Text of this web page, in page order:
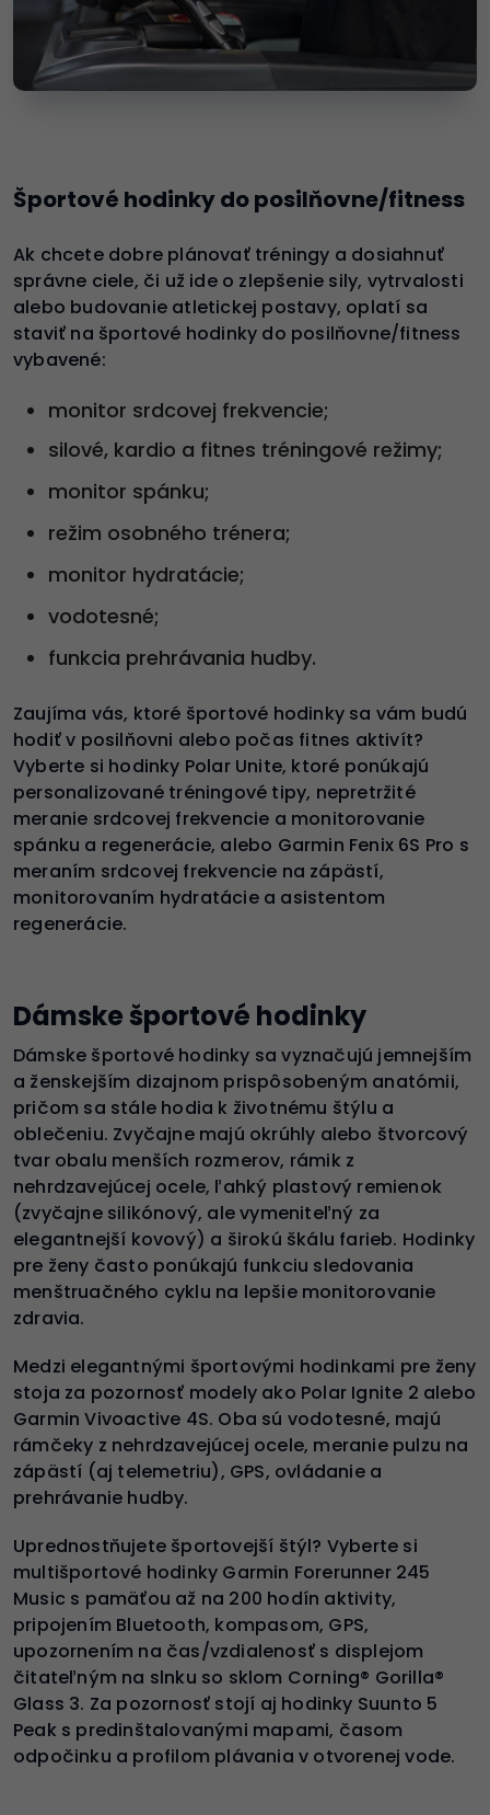
Športové hodinky do posilňovne/fitness
Ak chcete dobre plánovať tréningy a dosiahnuť
správne ciele, či už ide o zlepšenie sily, vytrvalosti
alebo budovanie atletickej postavy, oplatí sa
staviť na športové hodinky do posilňovne/fitness
vybavené:
monitor srdcovej frekvencie;
silové, kardio a fitnes tréningové režimy;
monitor spánku;
režim osobného trénera;
monitor hydratácie;
vodotesné;
funkcia prehrávania hudby.
Zaujíma vás, ktoré športové hodinky sa vám budú
hodiť v posilňovni alebo počas fitnes aktivít?
Vyberte si hodinky Polar Unite, ktoré ponúkajú
personalizované tréningové tipy, nepretržité
meranie srdcovej frekvencie a monitorovanie
spánku a regenerácie, alebo Garmin Fenix 6S Pro s
meraním srdcovej frekvencie na zápästí,
monitorovaním hydratácie a asistentom
regenerácie.
Dámske športové hodinky
Dámske športové hodinky sa vyznačujú jemnejším
a ženskejším dizajnom prispôsobeným anatómii,
pričom sa stále hodia k životnému štýlu a
oblečeniu. Zvyčajne majú okrúhly alebo štvorcový
tvar obalu menších rozmerov, rámik z
nehrdzavejúcej ocele, ľahký plastový remienok
(zvyčajne silikónový, ale vymeniteľný za
elegantnejší kovový) a širokú škálu farieb. Hodinky
pre ženy často ponúkajú funkciu sledovania
menštruačného cyklu na lepšie monitorovanie
zdravia.
Medzi elegantnými športovými hodinkami pre ženy
stoja za pozornosť modely ako Polar Ignite 2 alebo
Garmin Vivoactive 4S. Oba sú vodotesné, majú
rámčeky z nehrdzavejúcej ocele, meranie pulzu na
zápästí (aj telemetriu), GPS, ovládanie a
prehrávanie hudby.
Uprednostňujete športovejší štýl? Vyberte si
multišportové hodinky Garmin Forerunner 245
Music s pamäťou až na 200 hodín aktivity,
pripojením Bluetooth, kompasom, GPS,
upozornením na čas/vzdialenosť s displejom
čitateľným na slnku so sklom Corning® Gorilla®
Glass 3. Za pozornosť stojí aj hodinky Suunto 5
Peak s predinštalovanými mapami, časom
odpočinku a profilom plávania v otvorenej vode.